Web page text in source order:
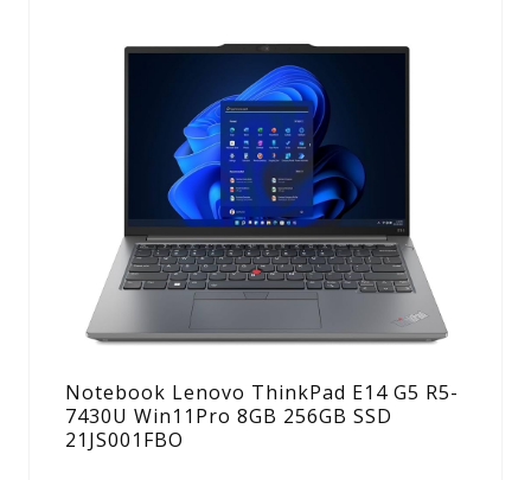
Notebook Lenovo ThinkPad E14 G5 R5-
7430U Win11Pro 8GB 256GB SSD
21JS001FBO